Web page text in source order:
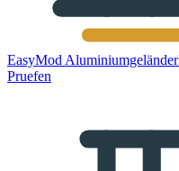
EasyMod Aluminiumgeländer
Pruefen